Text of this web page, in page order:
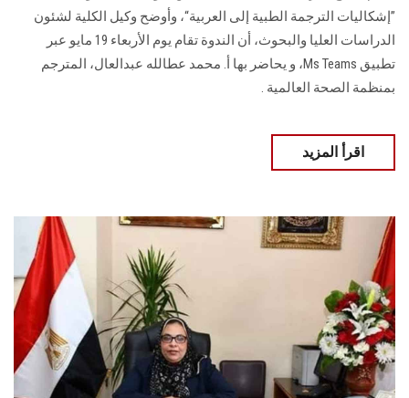
”إشكاليات الترجمة الطبية إلى العربية“، وأوضح وكيل الكلية لشئون
الدراسات العليا والبحوث، أن الندوة تقام يوم الأربعاء 19 مايو عبر
تطبيق Ms Teams، و يحاضر بها أ. محمد عطالله عبدالعال، المترجم
بمنظمة الصحة العالمية .
اقرأ المزيد